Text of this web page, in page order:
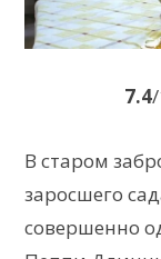
7.4
В старом
заросшего
совершенно